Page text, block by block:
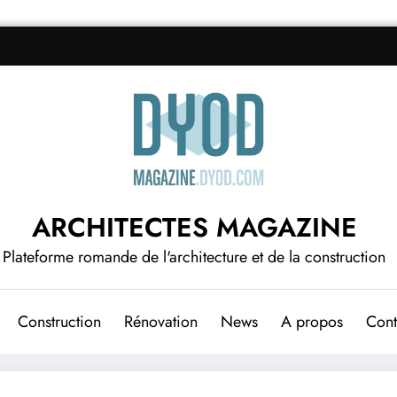
ARCHITECTES MAGAZINE
Plateforme romande de l'architecture et de la construction
Construction Rénovation News A propos